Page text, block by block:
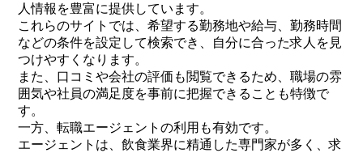
人情報を豊富に提供しています。
これらのサイトでは、希望する勤務地や給与、勤務時間
などの条件を設定して検索でき、自分に合った求人を見
つけやすくなります。
また、口コミや会社の評価も閲覧できるため、職場の雰
囲気や社員の満足度を事前に把握できることも特徴で
す。
一方、転職エージェントの利用も有効です。
エージェントは、飲食業界に精通した専門家が多く、求